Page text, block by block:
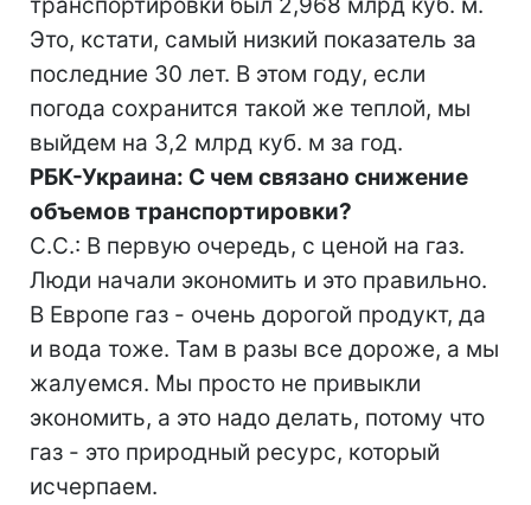
Это, кстати, самый низкий показатель за
последние 30 лет. В этом году, если
погода сохранится такой же теплой, мы
выйдем на 3,2 млрд куб. м за год.
РБК-Украина: С чем связано снижение
объемов транспортировки?
С.С.: В первую очередь, с ценой на газ.
Люди начали экономить и это правильно.
В Европе газ - очень дорогой продукт, да
и вода тоже. Там в разы все дороже, а мы
жалуемся. Мы просто не привыкли
экономить, а это надо делать, потому что
газ - это природный ресурс, который
исчерпаем.